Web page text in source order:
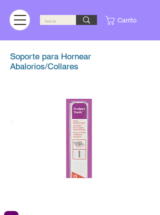
Carrito
Soporte para Hornear
Abalorios/Collares